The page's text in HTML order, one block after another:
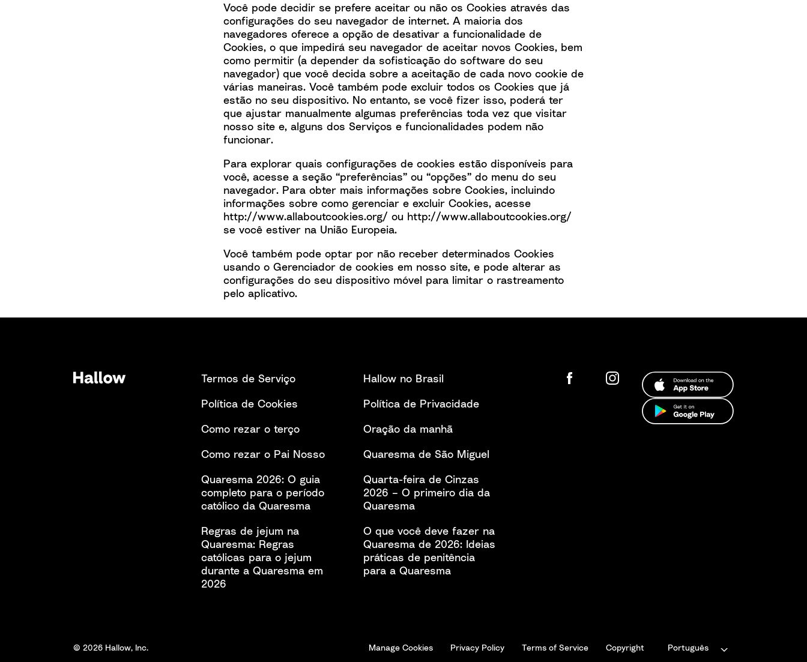
Você pode decidir se prefere aceitar ou não os Cookies através das
configurações do seu navegador de internet. A maioria dos
navegadores oferece a opção de desativar a funcionalidade de
Cookies, o que impedirá seu navegador de aceitar novos Cookies, bem
como permitir (a depender da sofisticação do software do seu
navegador) que você decida sobre a aceitação de cada novo cookie de
várias maneiras. Você também pode excluir todos os Cookies que já
estão no seu dispositivo. No entanto, se você fizer isso, poderá ter
que ajustar manualmente algumas preferências toda vez que visitar
nosso site e, alguns dos Serviços e funcionalidades podem não
funcionar.
Para explorar quais configurações de cookies estão disponíveis para
você, acesse a seção “preferências” ou “opções” do menu do seu
navegador. Para obter mais informações sobre Cookies, incluindo
informações sobre como gerenciar e excluir Cookies, acesse
http://www.allaboutcookies.org/ ou http://www.allaboutcookies.org/
se você estiver na União Europeia.
Você também pode optar por não receber determinados Cookies
usando o Gerenciador de cookies em nosso site, e pode alterar as
configurações do seu dispositivo móvel para limitar o rastreamento
pelo aplicativo.
Termos de Serviço
Hallow no Brasil
Política de Cookies
Política de Privacidade
Como rezar o terço
Oração da manhã
Como rezar o Pai Nosso
Quaresma de São Miguel
Quaresma 2026: O guia
completo para o período
católico da Quaresma
Quarta-feira de Cinzas
2026 – O primeiro dia da
Quaresma
Regras de jejum na
Quaresma: Regras
católicas para o jejum
durante a Quaresma em
2026
O que você deve fazer na
Quaresma de 2026: Ideias
práticas de penitência
para a Quaresma
© 2026 Hallow, Inc. Manage Cookies Privacy Policy Terms of Service Copyright Português